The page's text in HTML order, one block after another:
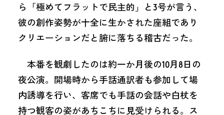
ら「極めてフラットで民主的」と3号が言う、
彼の創作姿勢が十全に生かされた座組であり
クリエーションだと腑に落ちる稽古だった。
本番を観劇したのは約一か月後の10月8日の
夜公演。開場時から手話通訳者も参加して場
内誘導を行い、客席でも手話の会話や白杖を
持つ観客の姿があちこちに見受けられる。ス